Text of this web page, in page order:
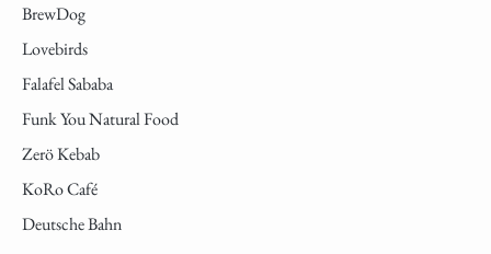
BrewDog
Lovebirds
Falafel Sababa
Funk You Natural Food
Zerö Kebab
KoRo Café
Deutsche Bahn